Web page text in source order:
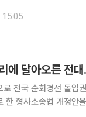
까지 대전ㆍ충남ㆍ세
에 달아오른 전
순회경선 돌입권리당원 표심 향방 주
한 형사소송법 개정안